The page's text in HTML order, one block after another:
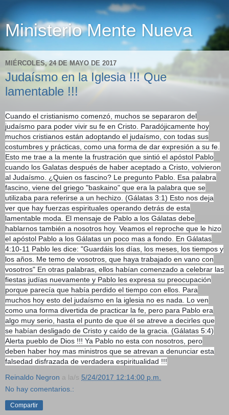
Ministerio Mente Nueva
MIÉRCOLES, 24 DE MAYO DE 2017
Judaísmo en la Iglesia !!! Que
lamentable !!!
Cuando el cristianismo comenzó, muchos se separaron del
judaísmo para poder vivir su fe en Cristo. Paradójicamente hoy
muchos cristianos están adoptando el judaísmo, con todas sus
costumbres y prácticas, como una forma de dar expresión a su fe.
Esto me trae a la mente la frustración que sintió el apóstol Pablo
cuando los Galatas después de haber aceptado a Cristo, volvieron
al​ Judaísmo. ¿Quien os fascino? Le pregunto Pablo. Esa palabra
fascino, viene del griego "baskaino" que era la palabra que se
utilizaba para referirse a un hechizo. (Gálatas 3:1) Esto nos deja
ver que hay fuerzas espirituales operando detrás de esta
lamentable moda. El mensaje de Pablo a los Gálatas debe
hablarnos también a nosotros hoy. Veamos el reproche que le hizo
el apóstol Pablo a los Gálatas un poco mas a fondo. En Gálatas
4:10-11 Pablo les dice: "Guardáis los días, los meses, los tiempos y
los años. Me temo de vosotros, que haya trabajado en vano con
vosotros" En otras palabras, ellos habían comenzado a celebrar las
fiestas judías nuevamente y Pablo les expresa su preocupación
porque parecía que había perdido el tiempo con ellos. Para
muchos hoy esto del judaísmo en la iglesia no es nada. Lo ven
como una forma divertida de practicar la fe, pero para Pablo era
algo muy serio, hasta el punto de que él se atreve a decirles que
se habían desligado de Cristo y caído de la gracia. (Gálatas 5:4)
Alerta pueblo de Dios !!! Ya Pablo no esta con nosotros, pero
deben haber hoy mas ministros que se atrevan a denunciar esta
falsedad disfrazada de verdadera espiritualidad !!!
Reinaldo Negron a la/s 5/24/2017 12:14:00 p.m.
No hay comentarios.:
Compartir